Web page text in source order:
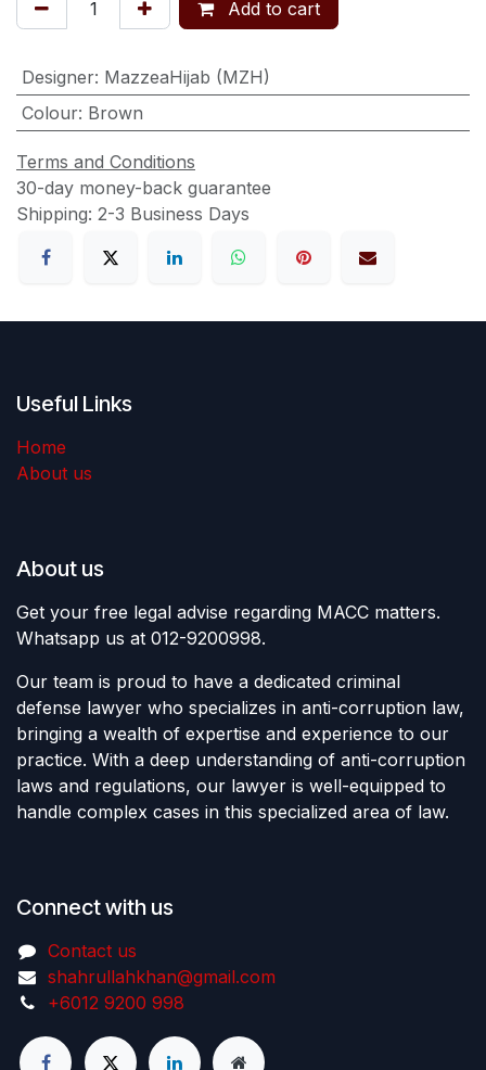
Add to cart
Designer: MazzeaHijab (MZH)
Colour: Brown
Terms and Conditions
30-day money-back guarantee
Shipping: 2-3 Business Days
Useful Links
Home
About us
About us
Get your free legal advise regarding MACC matters.
Whatsapp us at 012-9200998.
Our team is proud to have a dedicated criminal
defense lawyer who specializes in anti-corruption law,
bringing a wealth of expertise and experience to our
practice. With a deep understanding of anti-corruption
laws and regulations, our lawyer is well-equipped to
handle complex cases in this specialized area of law.
Connect with us
Contact us
shahrullahkhan@gmail.com
+6012 9200 998